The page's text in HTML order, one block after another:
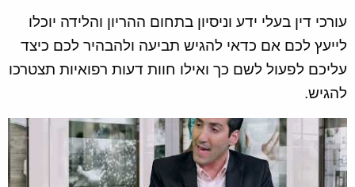
עורכי דין בעלי ידע וניסיון בתחום ההריון והלידה יוכלו
לייעץ לכם אם כדאי להגיש תביעה ולהבהיר לכם כיצד
עליכם לפעול לשם כך ואילו חוות דעות רפואיות תצטרכו
להגיש.